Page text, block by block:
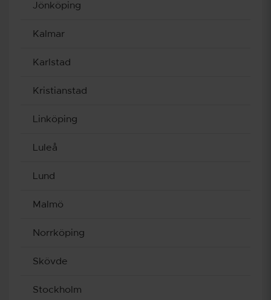
Jönköping
Kalmar
Karlstad
Kristianstad
Linköping
Luleå
Lund
Malmö
Norrköping
Skövde
Stockholm